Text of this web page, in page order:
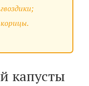
капусты